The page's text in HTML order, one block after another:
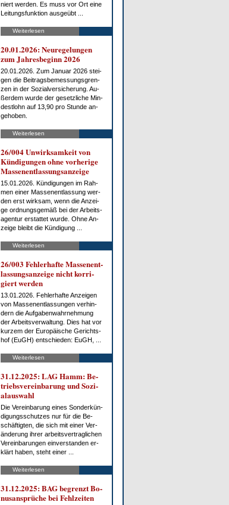
niert wer­den. Es muss vor Ort ei­ne
Lei­tungs­funk­ti­on aus­ge­übt ...
Weiterlesen
20.01.2026: Neu­re­ge­lun­gen
zum Jah­res­be­ginn 2026
20.01.2026. Zum Ja­nu­ar 2026 stei­
gen die Bei­trags­be­mes­sungs­gren­
zen in der So­zi­al­ver­si­che­rung. Au­
ßer­dem wur­de der ge­setz­li­che Min­
dest­lohn auf 13,90 pro St­un­de an­
ge­ho­ben.
Weiterlesen
26/004 Un­wirk­sam­keit von
Kün­di­gun­gen oh­ne vor­he­ri­ge
Mas­sen­ent­las­sungs­an­zei­ge
15.01.2026. Kün­di­gun­gen im Rah­
men ei­ner Mas­sen­ent­las­sung wer­
den erst wirk­sam, wenn die An­zei­
ge ord­nungs­ge­mäß bei der Ar­beits­
agen­tur er­stat­tet wur­de. Oh­ne An­
zei­ge bleibt die Kün­di­gung ...
Weiterlesen
26/003 Feh­ler­haf­te Mas­sen­ent­
las­sungs­an­zei­ge nicht kor­ri­
giert wer­den
13.01.2026. Feh­ler­haf­te An­zei­gen
von Mas­sen­ent­las­sun­gen ver­hin­
dern die Auf­ga­ben­wahr­neh­mung
der Ar­beits­ver­wal­tung. Dies hat vor
kur­zem der Eu­ro­päi­sche Ge­richts­
hof (EuGH) ent­schie­den: EuGH, ...
Weiterlesen
31.12.2025: LAG Hamm: Be­
triebs­ver­ein­ba­rung und So­zi­
al­aus­wahl
Die Ver­ein­ba­rung ei­nes Son­der­kün­
di­gungs­schut­zes nur für die Be­
schäf­tig­ten, die sich mit ei­ner Ver­
än­de­rung ih­rer ar­beits­ver­trag­li­chen
Ver­ein­ba­run­gen ein­ver­stan­den er­
klärt ha­ben, steht ei­ner ...
Weiterlesen
31.12.2025: BAG be­grenzt Bo­
nus­an­sprü­che bei Fehl­zei­ten